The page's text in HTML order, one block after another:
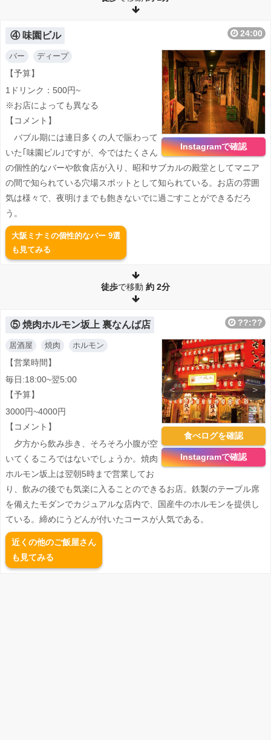
④ 味園ビル 24:00
Instagramで確認
バー ディープ
【予算】
1ドリンク：500円~
※お店によっても異なる
【コメント】
バブル期には連日多くの人で賑わって
いた｢味園ビル｣ですが、今ではたくさん
の個性的なバーや飲食店が入り、昭和サブカルの殿堂としてマニア
の間で知られている穴場スポットとして知られている。お店の雰囲
気は様々で、夜明けまでも飽きないでに過ごすことができるだろ
う。
大阪ミナミの個性的なバー 9選
も見てみる
徒歩で移動 約 2分
⑤ 焼肉ホルモン坂上 裏なんば店 ??:??
< >
食べログを確認
Instagramで確認
居酒屋 焼肉 ホルモン
【営業時間】
毎日:18:00~翌5:00
【予算】
3000円~4000円
【コメント】
夕方から飲み歩き、そろそろ小腹が空
いてくるころではないでしょうか。焼肉
ホルモン坂上は翌朝5時まで営業してお
り、飲みの後でも気楽に入ることのできるお店。鉄製のテーブル席
を備えたモダンでカジュアルな店内で、国産牛のホルモンを提供し
ている。締めにうどんが付いたコースが人気である。
近くの他のご飯屋さん
も見てみる